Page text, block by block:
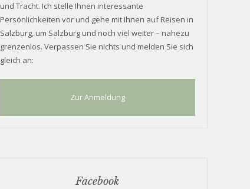
und Tracht. Ich stelle Ihnen interessante
Persönlichkeiten vor und gehe mit Ihnen auf Reisen in
Salzburg, um Salzburg und noch viel weiter – nahezu
grenzenlos. Verpassen Sie nichts und melden Sie sich
gleich an:
Zur Anmeldung
Facebook